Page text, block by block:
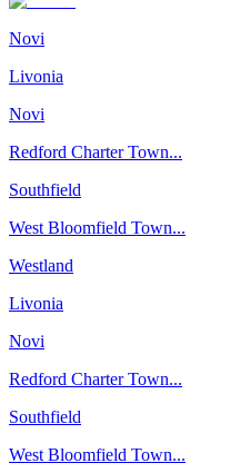
Novi
Livonia
Novi
Redford Charter Town...
Southfield
West Bloomfield Town...
Westland
Livonia
Novi
Redford Charter Town...
Southfield
West Bloomfield Town...